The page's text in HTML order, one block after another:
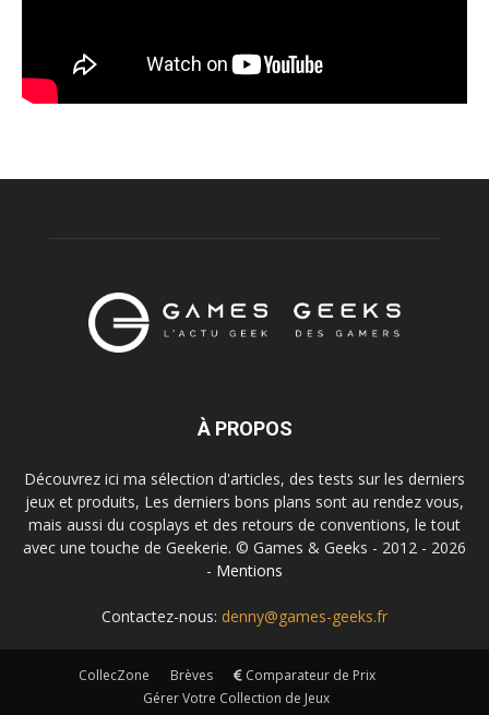
À PROPOS
Découvrez ici ma sélection d'articles, des tests sur les derniers
jeux et produits, Les derniers bons plans sont au rendez vous,
mais aussi du cosplays et des retours de conventions, le tout
avec une touche de Geekerie. © Games & Geeks - 2012 - 2026
- Mentions
Contactez-nous: denny@games-geeks.fr
CollecZone Brèves
Comparateur de Prix
Gérer Votre Collection de Jeux